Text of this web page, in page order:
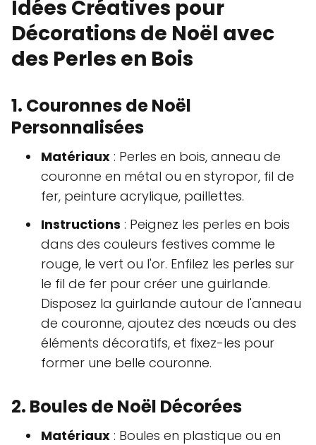
Idées Créatives pour
Décorations de Noël avec
des Perles en Bois
1. Couronnes de Noël
Personnalisées
Matériaux : Perles en bois, anneau de
couronne en métal ou en styropor, fil de
fer, peinture acrylique, paillettes.
Instructions : Peignez les perles en bois
dans des couleurs festives comme le
rouge, le vert ou l'or. Enfilez les perles sur
le fil de fer pour créer une guirlande.
Disposez la guirlande autour de l'anneau
de couronne, ajoutez des nœuds ou des
éléments décoratifs, et fixez-les pour
former une belle couronne.
2. Boules de Noël Décorées
Matériaux : Boules en plastique ou en